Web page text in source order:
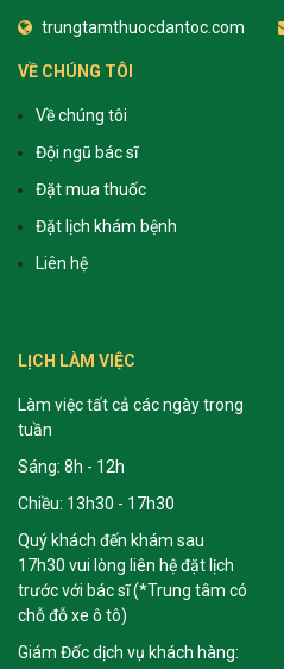
trungtamthuocdantoc.com
VỀ CHÚNG TÔI
Về chúng tôi
Đội ngũ bác sĩ
Đặt mua thuốc
Đặt lịch khám bệnh
Liên hệ
LỊCH LÀM VIỆC
Làm việc tất cả các ngày trong
tuần
Sáng: 8h - 12h
Chiều: 13h30 - 17h30
Quý khách đến khám sau
17h30 vui lòng liên hệ đặt lịch
trước với bác sĩ (*Trung tâm có
chỗ đỗ xe ô tô)
Giám Đốc dịch vụ khách hàng: